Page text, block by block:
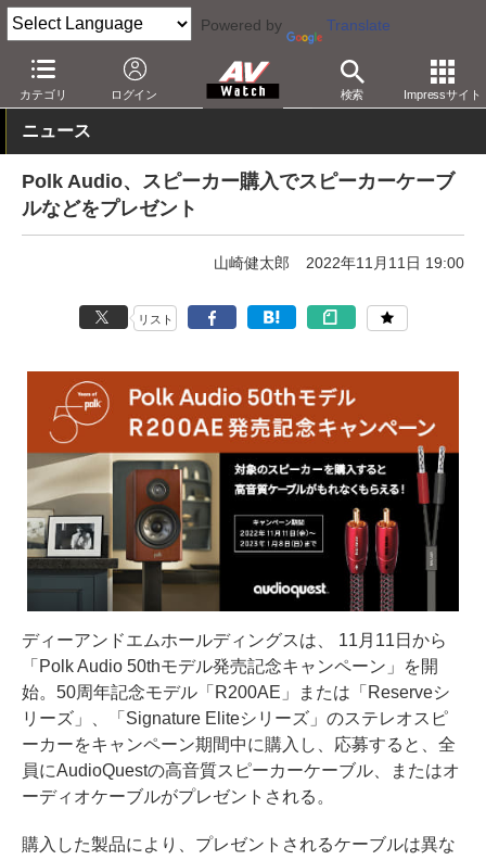
Powered by Translate
カテゴリ ログイン 検索 Impressサイト
AV Watch 製品 オーディオスピーカー
ニュース
Polk Audio、スピーカー購入でスピーカーケーブ
ルなどをプレゼント
山崎健太郎 2022年11月11日 19:00
リスト
ディーアンドエムホールディングスは、 11月11日から
「Polk Audio 50thモデル発売記念キャンペーン」を開
始。50周年記念モデル「R200AE」または「Reserveシ
リーズ」、「Signature Eliteシリーズ」のステレオスピ
ーカーをキャンペーン期間中に購入し、応募すると、全
員にAudioQuestの高音質スピーカーケーブル、またはオ
ーディオケーブルがプレゼントされる。
購入した製品により、プレゼントされるケーブルは異な